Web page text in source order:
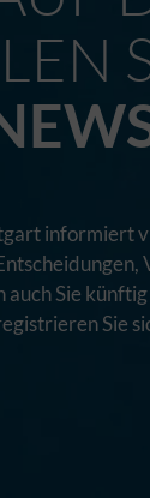
informiert
Sie
Sie